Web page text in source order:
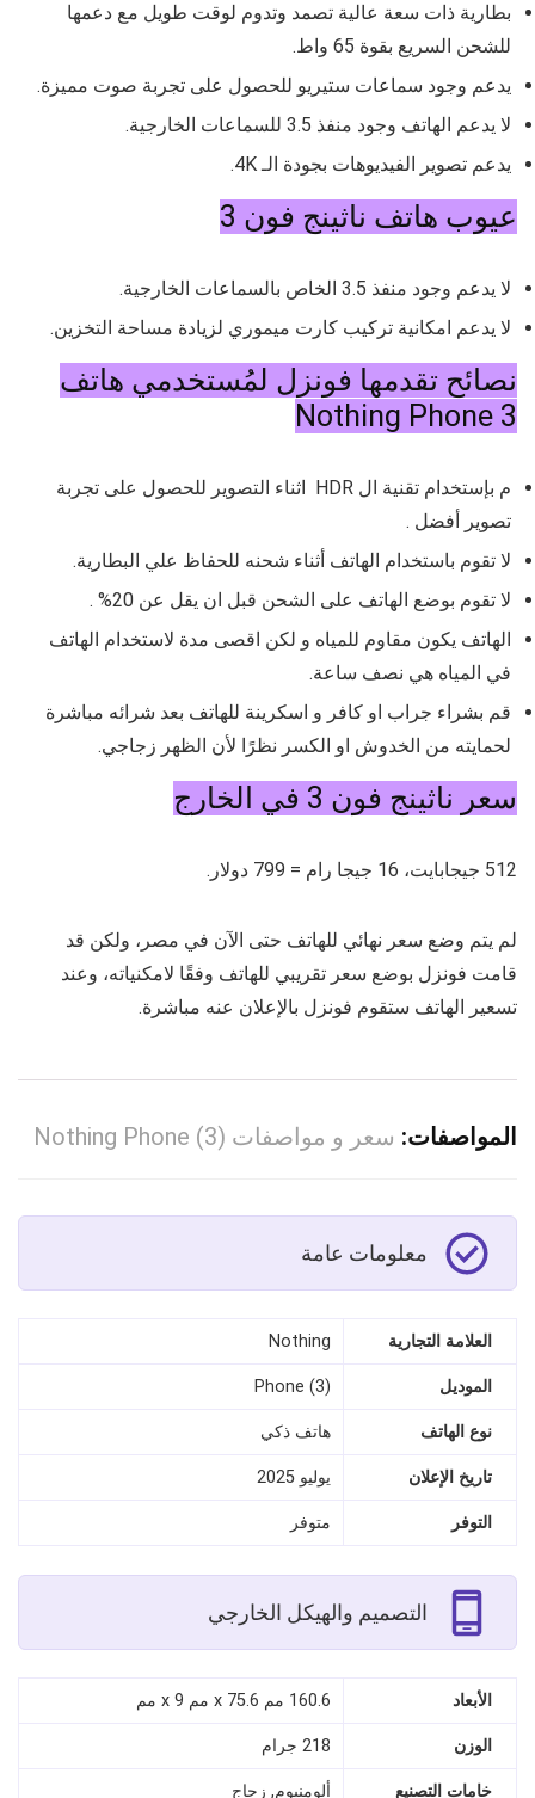
بطارية ذات سعة عالية تصمد وتدوم لوقت طويل مع دعمها
للشحن السريع بقوة 65 واط.
يدعم وجود سماعات ستيريو للحصول على تجربة صوت مميزة.
لا يدعم الهاتف وجود منفذ 3.5 للسماعات الخارجية.
يدعم تصوير الفيديوهات بجودة الـ 4K.
عيوب هاتف ناثينج فون 3
لا يدعم وجود منفذ 3.5 الخاص بالسماعات الخارجية.
لا يدعم امكانية تركيب كارت ميموري لزيادة مساحة التخزين.
نصائح تقدمها فونزل لمُستخدمي هاتف
Nothing Phone 3
م بإستخدام تقنية ال HDR اثناء التصوير للحصول على تجربة
تصوير أفضل .
لا تقوم باستخدام الهاتف أثناء شحنه للحفاظ علي البطارية.
لا تقوم بوضع الهاتف على الشحن قبل ان يقل عن 20% .
الهاتف يكون مقاوم للمياه و لكن اقصى مدة لاستخدام الهاتف
في المياه هي نصف ساعة.
قم بشراء جراب او كافر و اسكرينة للهاتف بعد شرائه مباشرة
لحمايته من الخدوش او الكسر نظرًا لأن الظهر زجاجي.
سعر ناثينج فون 3 في الخارج
512 جيجابايت، 16 جيجا رام = 799 دولار.
لم يتم وضع سعر نهائي للهاتف حتى الآن في مصر، ولكن قد
قامت فونزل بوضع سعر تقريبي للهاتف وفقًا لامكنياته، وعند
تسعير الهاتف ستقوم فونزل بالإعلان عنه مباشرة.
المواصفات: سعر و مواصفات Nothing Phone (3)
معلومات عامة
العلامة التجارية Nothing
الموديل Phone (3)
نوع الهاتف هاتف ذكي
تاريخ الإعلان يوليو 2025
التوفر متوفر
التصميم والهيكل الخارجي
الأبعاد 160.6 مم x 75.6 مم x 9 مم
الوزن 218 جرام
خامات التصنيع ألومنيوم, زجاج